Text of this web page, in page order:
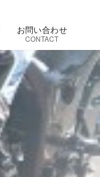
お問い合わせ
CONTACT